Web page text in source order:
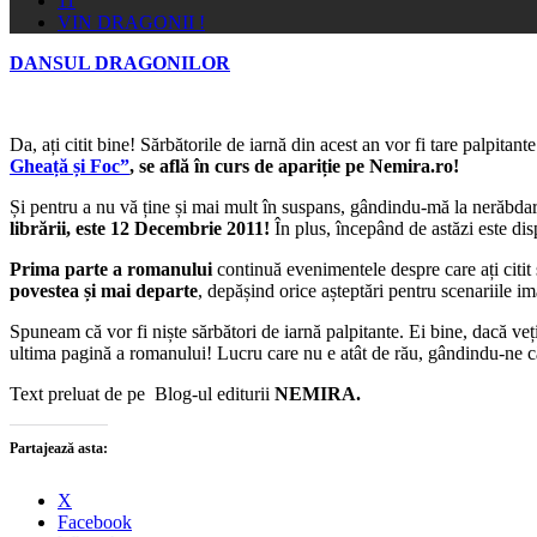
VIN DRAGONII !
DANSUL DRAGONILOR
Da, ați citit bine! Sărbătorile de iarnă din acest an vor fi tare
Gheață și Foc”, se află în curs de apariție pe Nemira.ro!
Și pentru a nu vă ține și mai mult în suspans, gândindu-mă la
librării, este 12 Decembrie 2011! În plus, începând de astăzi este
Prima parte a romanului continuă evenimentele despre care ați
povestea și mai departe, depășind orice așteptări pentru scenariile
Spuneam că vor fi niște sărbători de iarnă palpitante. Ei bine, dacă
ultima pagină a romanului! Lucru care nu e atât de rău, gândindu-
Text preluat de pe Blog-ul editurii NEMIRA.
Partajează asta:
X
Facebook